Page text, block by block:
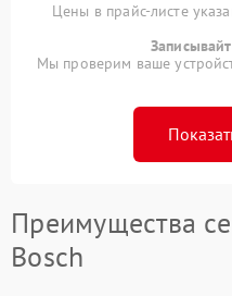
Цены в прайс-листе
Мы проверим ваше
Преимущества
Bosch